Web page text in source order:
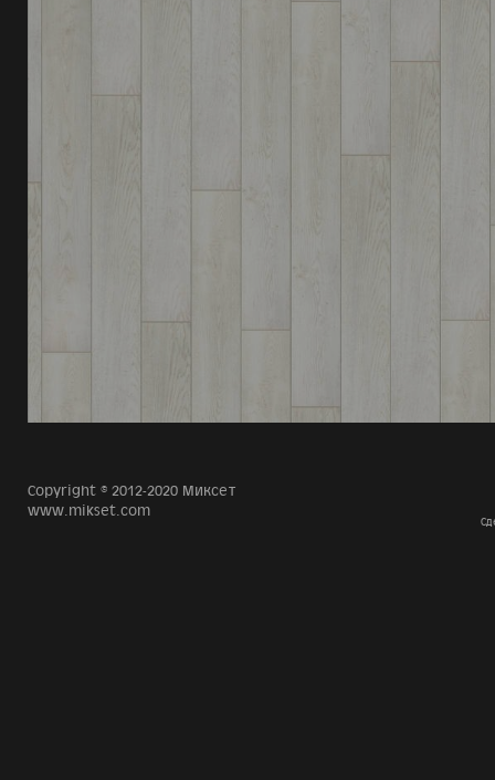
Copyright © 2012-2020 Миксет
www.mikset.com